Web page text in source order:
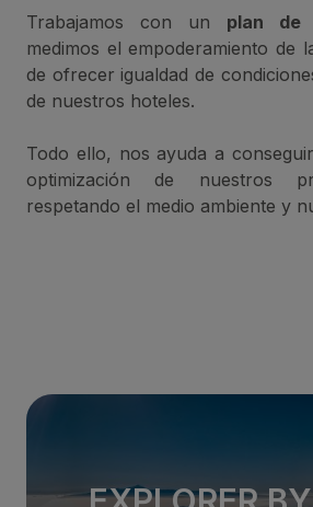
Trabajamos con un plan de
medimos el empoderamiento de
de ofrecer igualdad de
de nuestros hoteles.
Todo ello, nos ayuda a
optimización de nuestros
respetando el medio ambiente y